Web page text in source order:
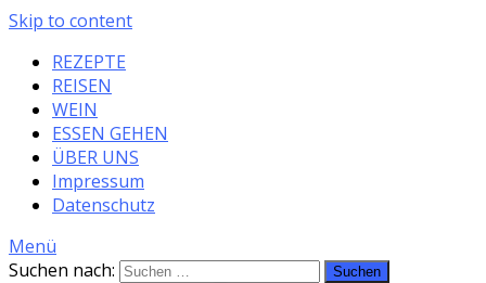
Skip to content
REZEPTE
REISEN
WEIN
ESSEN GEHEN
ÜBER UNS
Impressum
Datenschutz
Menü
Suchen nach: